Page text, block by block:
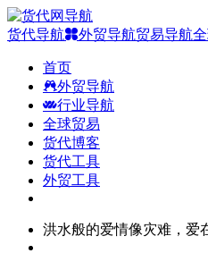
货代导航 外贸导航贸易导航
首页
外贸导航
行业导航
全球贸易
货代博客
货代工具
外贸工具
洪水般的爱情像灾难，爱